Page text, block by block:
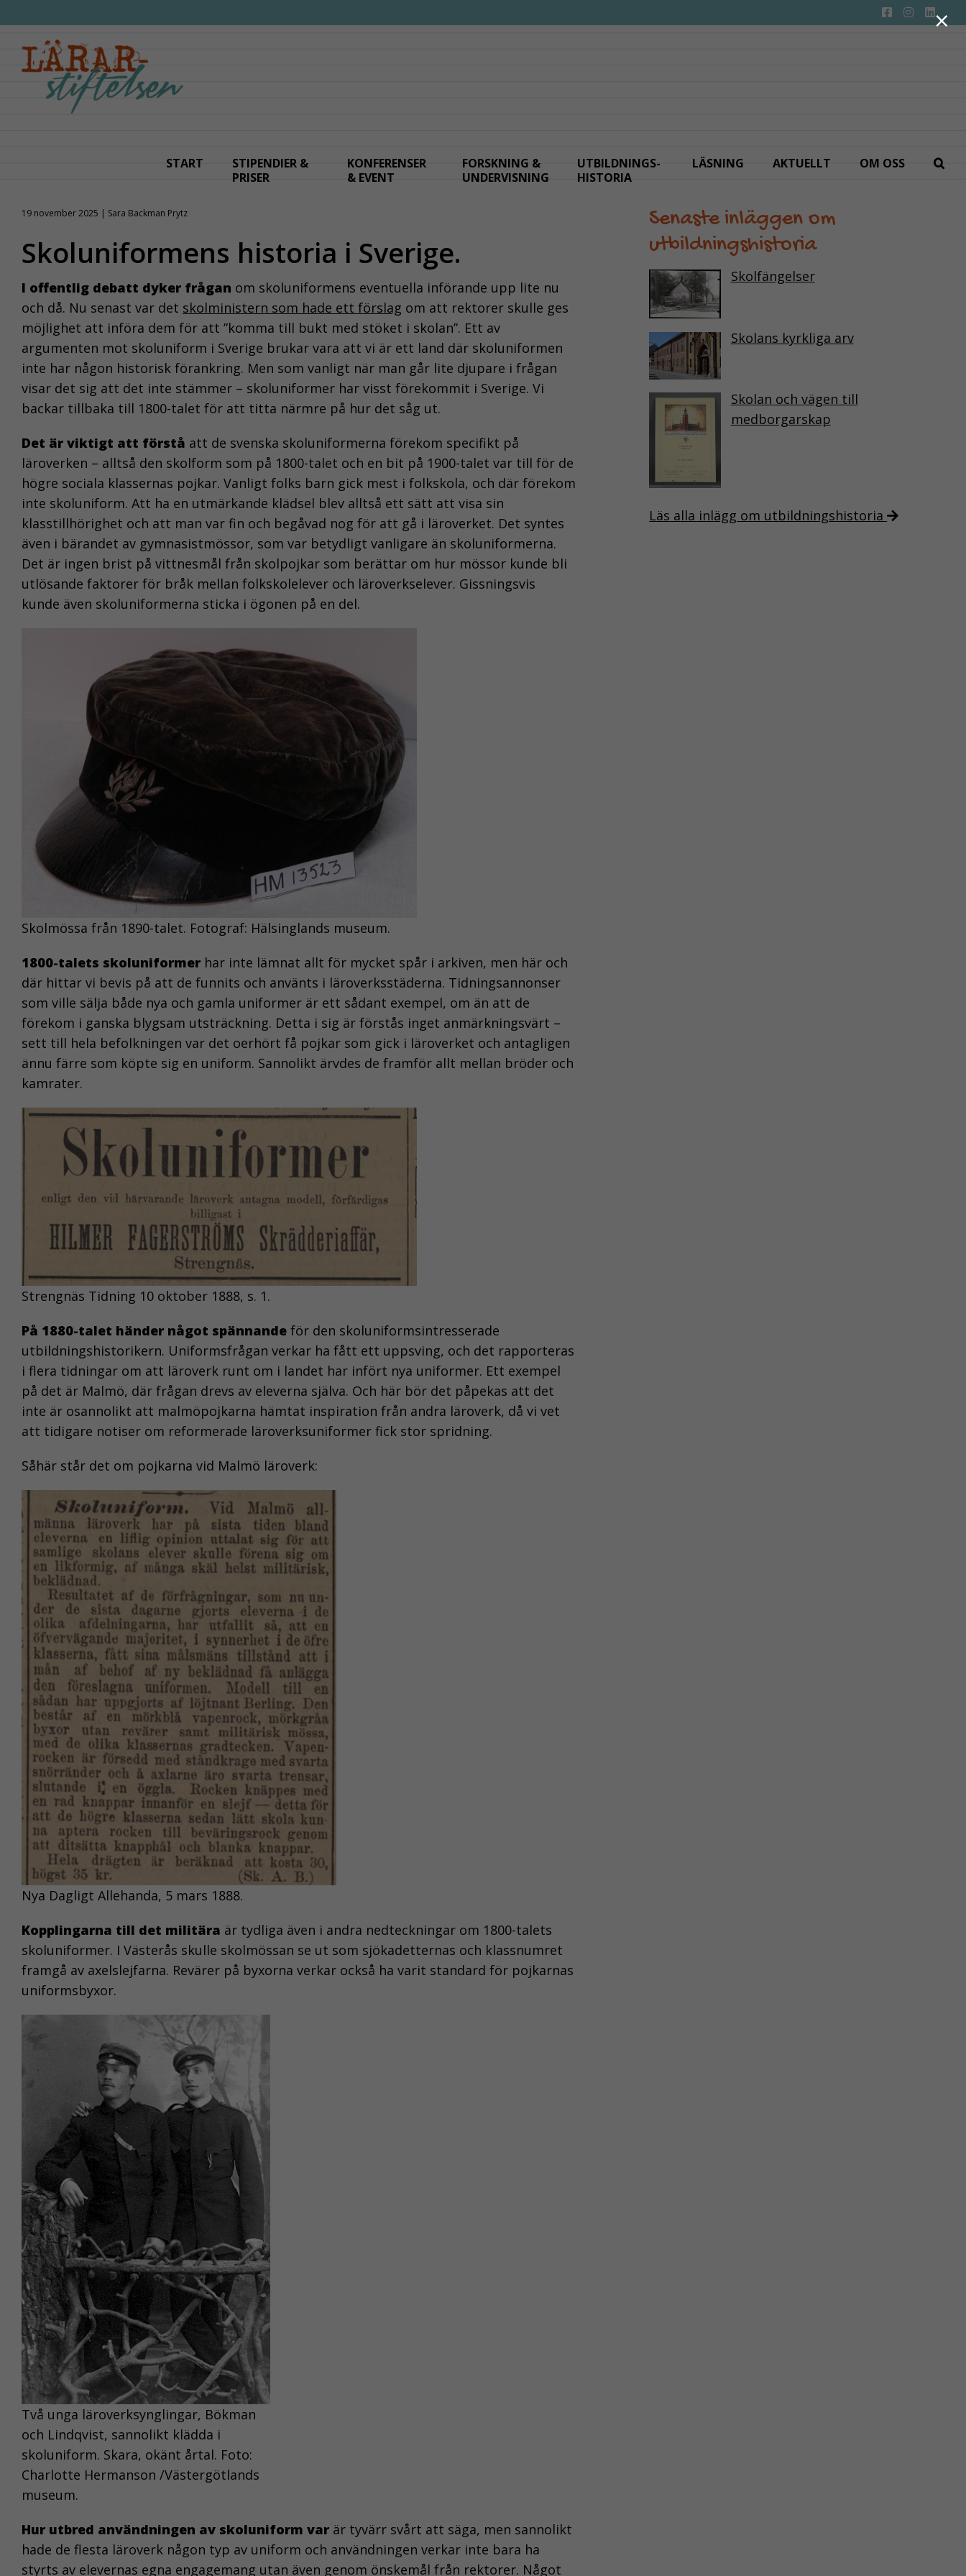
till
innehållet
START
STIPENDIER &
PRISER
KONFERENSER
& EVENT
FORSKNING &
UNDERVISNING
UTBILDNINGS­
HISTORIA
LÄSNING AKTUELLT OM OSS
19 november 2025 | Sara Backman Prytz
Skoluniformens historia i Sverige.
I offentlig debatt dyker frågan om skoluniformens eventuella införande upp lite nu
och då. Nu senast var det skolministern som hade ett förslag om att rektorer skulle ges
möjlighet att införa dem för att ”komma till bukt med stöket i skolan”. Ett av
argumenten mot skoluniform i Sverige brukar vara att vi är ett land där skoluniformen
inte har någon historisk förankring. Men som vanligt när man går lite djupare i frågan
visar det sig att det inte stämmer – skoluniformer har visst förekommit i Sverige. Vi
backar tillbaka till 1800-talet för att titta närmre på hur det såg ut.
Det är viktigt att förstå att de svenska skoluniformerna förekom specifikt på
läroverken – alltså den skolform som på 1800-talet och en bit på 1900-talet var till för de
högre sociala klassernas pojkar. Vanligt folks barn gick mest i folkskola, och där förekom
inte skoluniform. Att ha en utmärkande klädsel blev alltså ett sätt att visa sin
klasstillhörighet och att man var fin och begåvad nog för att gå i läroverket. Det syntes
även i bärandet av gymnasistmössor, som var betydligt vanligare än skoluniformerna.
Det är ingen brist på vittnesmål från skolpojkar som berättar om hur mössor kunde bli
utlösande faktorer för bråk mellan folkskolelever och läroverkselever. Gissningsvis
kunde även skoluniformerna sticka i ögonen på en del.
Skolmössa från 1890-talet. Fotograf: Hälsinglands museum.
1800-talets skoluniformer har inte lämnat allt för mycket spår i arkiven, men här och
där hittar vi bevis på att de funnits och använts i läroverksstäderna. Tidningsannonser
som ville sälja både nya och gamla uniformer är ett sådant exempel, om än att de
förekom i ganska blygsam utsträckning. Detta i sig är förstås inget anmärkningsvärt –
sett till hela befolkningen var det oerhört få pojkar som gick i läroverket och antagligen
ännu färre som köpte sig en uniform. Sannolikt ärvdes de framför allt mellan bröder och
kamrater.
Strengnäs Tidning 10 oktober 1888, s. 1.
På 1880-talet händer något spännande för den skoluniformsintresserade
utbildningshistorikern. Uniformsfrågan verkar ha fått ett uppsving, och det rapporteras
i flera tidningar om att läroverk runt om i landet har infört nya uniformer. Ett exempel
på det är Malmö, där frågan drevs av eleverna själva. Och här bör det påpekas att det
inte är osannolikt att malmöpojkarna hämtat inspiration från andra läroverk, då vi vet
att tidigare notiser om reformerade läroverksuniformer fick stor spridning.
Såhär står det om pojkarna vid Malmö läroverk:
Nya Dagligt Allehanda, 5 mars 1888.
Kopplingarna till det militära är tydliga även i andra nedteckningar om 1800-talets
skoluniformer. I Västerås skulle skolmössan se ut som sjökadetternas och klassnumret
framgå av axelslejfarna. Revärer på byxorna verkar också ha varit standard för pojkarnas
uniformsbyxor.
Två unga läroverksynglingar, Bökman
och Lindqvist, sannolikt klädda i
skoluniform. Skara, okänt årtal. Foto:
Charlotte Hermanson /Västergötlands
museum.
Hur utbred användningen av skoluniform var är tyvärr svårt att säga, men sannolikt
hade de flesta läroverk någon typ av uniform och användningen verkar inte bara ha
styrts av elevernas egna engagemang utan även genom önskemål från rektorer. Något
Senaste inläggen om
utbildningshistoria
Skolfängelser
Skolans kyrkliga arv
Skolan och vägen till
medborgarskap
Läs alla inlägg om utbildningshistoria
×
STATISTIK
Kakor för statistik
hjälper oss att